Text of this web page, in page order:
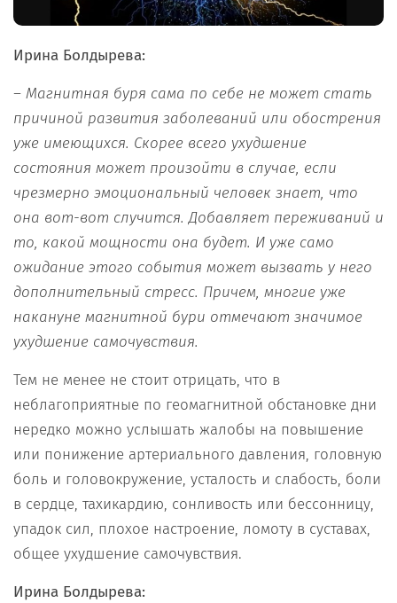
Ирина Болдырева:
– Магнитная буря сама по себе не может стать
причиной развития заболеваний или обострения
уже имеющихся. Скорее всего ухудшение
состояния может произойти в случае, если
чрезмерно эмоциональный человек знает, что
она вот-вот случится. Добавляет переживаний и
то, какой мощности она будет. И уже само
ожидание этого события может вызвать у него
дополнительный стресс. Причем, многие уже
накануне магнитной бури отмечают значимое
ухудшение самочувствия.
Тем не менее не стоит отрицать, что в
неблагоприятные по геомагнитной обстановке дни
нередко можно услышать жалобы на повышение
или понижение артериального давления, головную
боль и головокружение, усталость и слабость, боли
в сердце, тахикардию, сонливость или бессонницу,
упадок сил, плохое настроение, ломоту в суставах,
общее ухудшение самочувствия.
Ирина Болдырева: